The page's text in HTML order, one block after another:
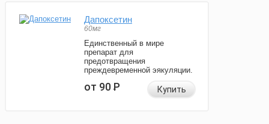
Дапоксетин
60мг
Единственный в мире
препарат для
предотвращения
преждевременной эякуляции.
от 90Р Купить